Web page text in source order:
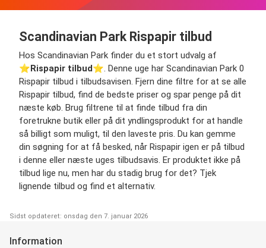
Scandinavian Park Rispapir tilbud
Hos Scandinavian Park finder du et stort udvalg af
⭐️Rispapir tilbud⭐️. Denne uge har Scandinavian Park 0
Rispapir tilbud i tilbudsavisen. Fjern dine filtre for at se alle
Rispapir tilbud, find de bedste priser og spar penge på dit
næste køb. Brug filtrene til at finde tilbud fra din
foretrukne butik eller på dit yndlingsprodukt for at handle
så billigt som muligt, til den laveste pris. Du kan gemme
din søgning for at få besked, når Rispapir igen er på tilbud
i denne eller næste uges tilbudsavis. Er produktet ikke på
tilbud lige nu, men har du stadig brug for det? Tjek
lignende tilbud og find et alternativ.
Sidst opdateret: onsdag den 7. januar 2026
Information